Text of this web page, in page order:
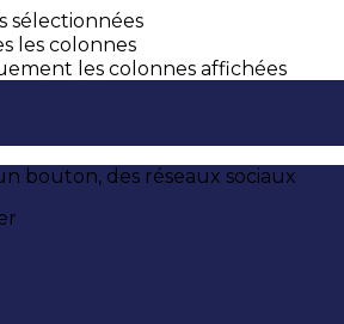
sélectionnées
les colonnes
les colonnes affichées
bouton, des réseaux sociaux